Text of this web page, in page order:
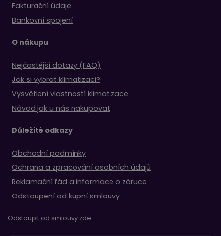
Fakturační údaje
Bankovní spojení
O nákupu
Nejčastější dotazy (FAQ)
Jak si vybrat klimatizaci?
Vysvětlení vlastností klimatizace
Návod jak u nás nakupovat
Důležité odkazy
Obchodní podmínky
Ochrana a zpracování osobních údajů
Reklamační řád a informace o záruce
Odstoupení od kupní smlouvy
Odstoupit od smlouvy zde